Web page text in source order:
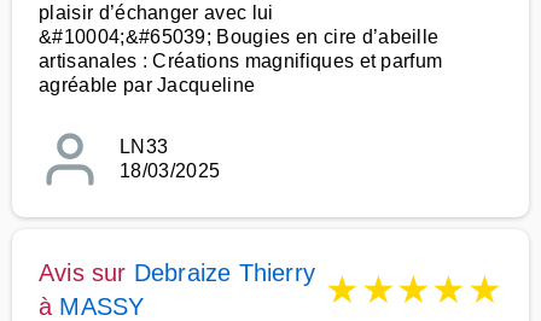
plaisir d’échanger avec lui
&#10004;&#65039; Bougies en cire d’abeille
artisanales : Créations magnifiques et parfum
agréable par Jacqueline
LN33
18/03/2025
Avis sur Debraize Thierry
à MASSY ★★★★★